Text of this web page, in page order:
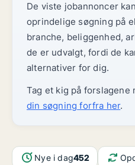
De viste jobannoncer
oprindelige søgning på
branche, beliggenhed,
de er udvalgt, fordi de
alternativer for dig.
Tag et kig på forslagene
din søgning forfra her.
Nye i dag452